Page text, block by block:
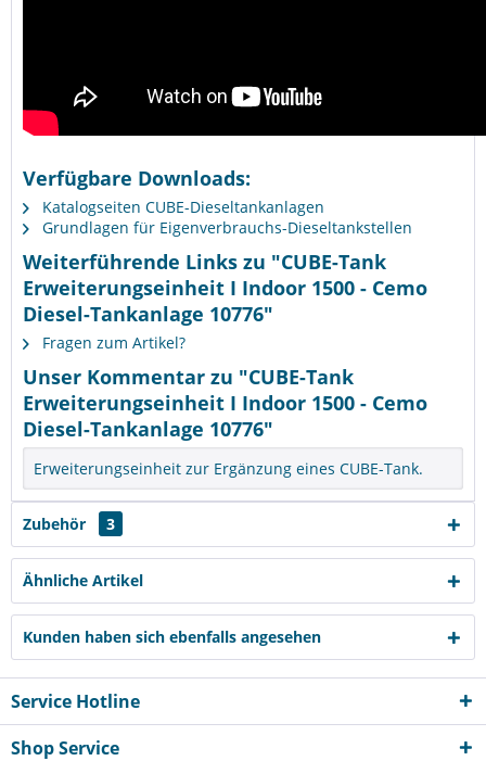
Verfügbare Downloads:
Katalogseiten CUBE-Dieseltankanlagen
Grundlagen für Eigenverbrauchs-Dieseltankstellen
Weiterführende Links zu "CUBE-Tank
Erweiterungseinheit I Indoor 1500 - Cemo
Diesel-Tankanlage 10776"
Fragen zum Artikel?
Unser Kommentar zu "CUBE-Tank
Erweiterungseinheit I Indoor 1500 - Cemo
Diesel-Tankanlage 10776"
Erweiterungseinheit zur Ergänzung eines CUBE-Tank.
Zubehör 3
Ähnliche Artikel
Kunden haben sich ebenfalls angesehen
Service Hotline
Shop Service